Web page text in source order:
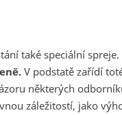
také speciální spreje.
V podstatě zařídí
některých
záležitostí, jako